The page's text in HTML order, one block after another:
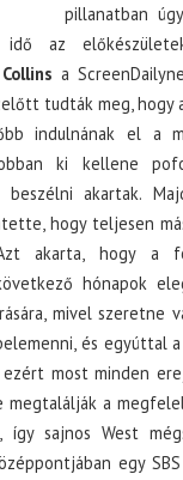
pillanatban
az
a
tudták meg, hogy
indulnának el a
ki kellene
beszélni akartak.
hogy teljesen
akarta, hogy a
hónapok
mivel szeretne
és egyúttal
most minden
megtalálják a
sajnos West
egy